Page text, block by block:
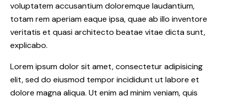
voluptatem accusantium doloremque laudantium,
totam rem aperiam eaque ipsa, quae ab illo inventore
veritatis et quasi architecto beatae vitae dicta sunt,
explicabo.
Lorem ipsum dolor sit amet, consectetur adipisicing
elit, sed do eiusmod tempor incididunt ut labore et
dolore magna aliqua. Ut enim ad minim veniam, quis